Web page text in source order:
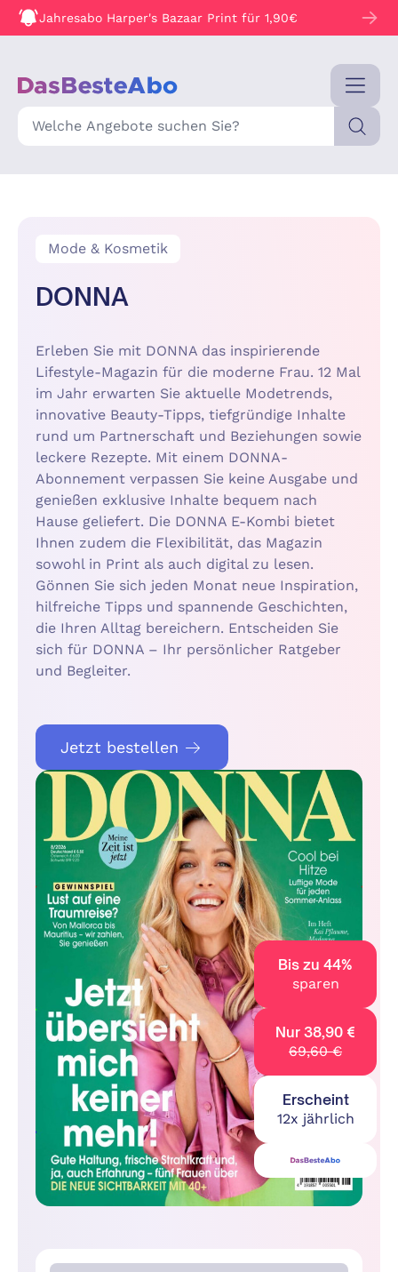
Jahresabo Harper's Bazaar Print für 1,90€
Suche
Mode & Kosmetik
DONNA
Erleben Sie mit DONNA das inspirierende
Lifestyle-Magazin für die moderne Frau. 12 Mal
im Jahr erwarten Sie aktuelle Modetrends,
innovative Beauty-Tipps, tiefgründige Inhalte
rund um Partnerschaft und Beziehungen sowie
leckere Rezepte. Mit einem DONNA-
Abonnement verpassen Sie keine Ausgabe und
genießen exklusive Inhalte bequem nach
Hause geliefert. Die DONNA E-Kombi bietet
Ihnen zudem die Flexibilität, das Magazin
sowohl in Print als auch digital zu lesen.
Gönnen Sie sich jeden Monat neue Inspiration,
hilfreiche Tipps und spannende Geschichten,
die Ihren Alltag bereichern. Entscheiden Sie
sich für DONNA – Ihr persönlicher Ratgeber
und Begleiter.
Jetzt bestellen
Bis zu 44%
sparen
Nur 38,90 €
69,60 €
Erscheint
12x jährlich